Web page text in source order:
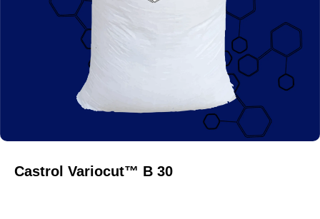
Castrol Variocut™ B 30